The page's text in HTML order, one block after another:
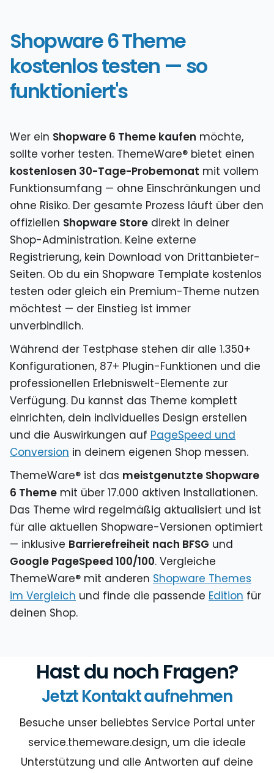
Shopware 6 Theme
kostenlos testen — so
funktioniert's
Wer ein Shopware 6 Theme kaufen möchte,
sollte vorher testen. ThemeWare® bietet einen
kostenlosen 30-Tage-Probemonat mit vollem
Funktionsumfang — ohne Einschränkungen und
ohne Risiko. Der gesamte Prozess läuft über den
offiziellen Shopware Store direkt in deiner
Shop-Administration. Keine externe
Registrierung, kein Download von Drittanbieter-
Seiten. Ob du ein Shopware Template kostenlos
testen oder gleich ein Premium-Theme nutzen
möchtest — der Einstieg ist immer
unverbindlich.
Während der Testphase stehen dir alle 1.350+
Konfigurationen, 87+ Plugin-Funktionen und die
professionellen Erlebniswelt-Elemente zur
Verfügung. Du kannst das Theme komplett
einrichten, dein individuelles Design erstellen
und die Auswirkungen auf PageSpeed und
Conversion in deinem eigenen Shop messen.
ThemeWare® ist das meistgenutzte Shopware
6 Theme mit über 17.000 aktiven Installationen.
Das Theme wird regelmäßig aktualisiert und ist
für alle aktuellen Shopware-Versionen optimiert
— inklusive Barrierefreiheit nach BFSG und
Google PageSpeed 100/100. Vergleiche
ThemeWare® mit anderen Shopware Themes
im Vergleich und finde die passende Edition für
deinen Shop.
Hast du noch Fragen?
Jetzt Kontakt aufnehmen
Besuche unser beliebtes Service Portal unter
service.themeware.design, um die ideale
Unterstützung und alle Antworten auf deine